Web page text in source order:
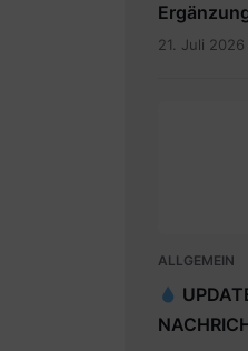
21. Juli 2026
ALLGEMEIN